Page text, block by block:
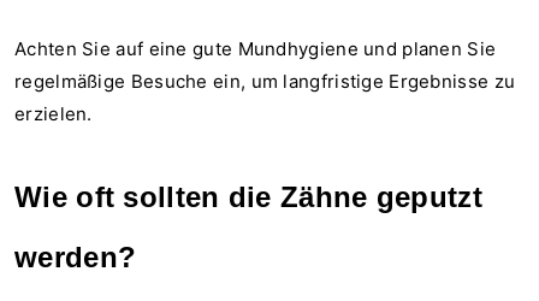
Achten Sie auf eine gute Mundhygiene und planen Sie
regelmäßige Besuche ein, um langfristige Ergebnisse zu
erzielen.
Wie oft sollten die Zähne geputzt
werden?